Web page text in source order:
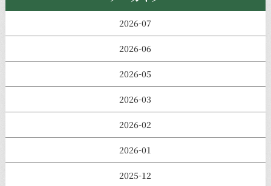
2026-07
2026-06
2026-05
2026-03
2026-02
2026-01
2025-12